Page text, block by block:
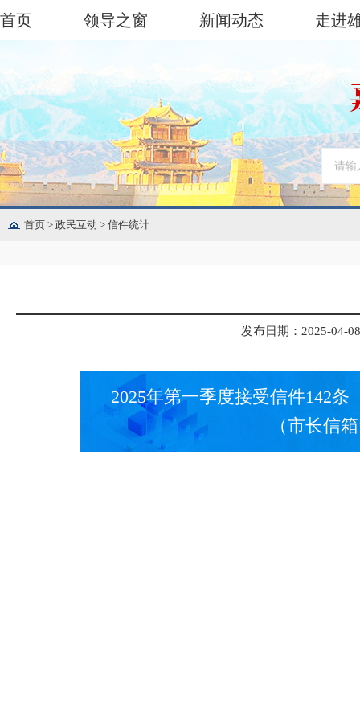
首页 领导之窗 新闻动态 走进
首页 > 政民互动 > 信件统计
发布日期：2025-04-
2025年第一季度接受信件142
（市长信